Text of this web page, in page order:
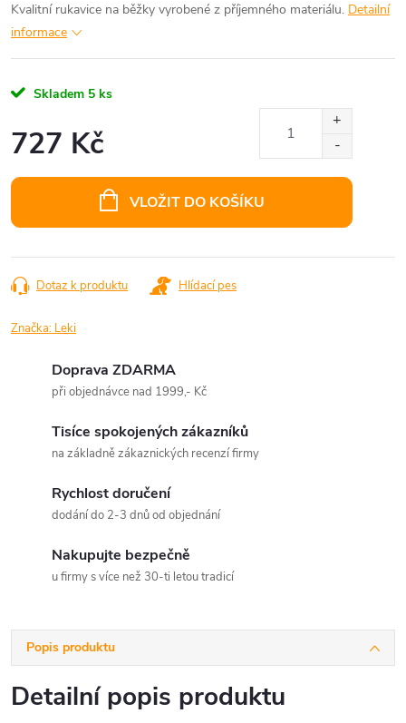
Kvalitní rukavice na běžky vyrobené z příjemného materiálu. Detailní
informace
Skladem 5 ks
727 Kč
VLOŽIT DO KOŠÍKU
Dotaz k produktu Hlídací pes
Značka: Leki
Doprava ZDARMA
při objednávce nad 1999,- Kč
Tisíce spokojených zákazníků
na základně zákaznických recenzí firmy
Rychlost doručení
dodání do 2-3 dnů od objednání
Nakupujte bezpečně
u firmy s více než 30-ti letou tradicí
Popis produktu
Detailní popis produktu